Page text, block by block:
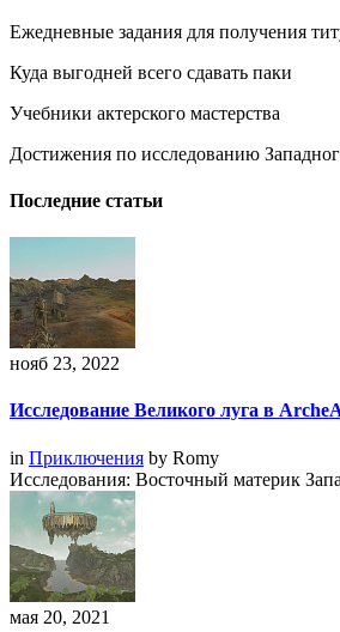
Ежедневные задания для получения
Куда выгодней всего сдавать паки
Учебники актерского мастерства
Достижения по исследованию
Последние статьи
нояб 23, 2022
Исследование Великого луга в
in Приключения by Romy
Исследования: Восточный материк
мая 20, 2021